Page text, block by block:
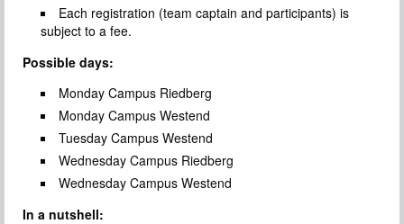
Each registration (team captain and participants) is
subject to a fee.
Possible days:
Monday Campus Riedberg
Monday Campus Westend
Tuesday Campus Westend
Wednesday Campus Riedberg
Wednesday Campus Westend
In a nutshell: